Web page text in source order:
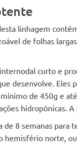
linhagem
de folhas
curto e
desenvolve. Eles
de 450g e
hidropônicas.
de 8 semanas
norte,